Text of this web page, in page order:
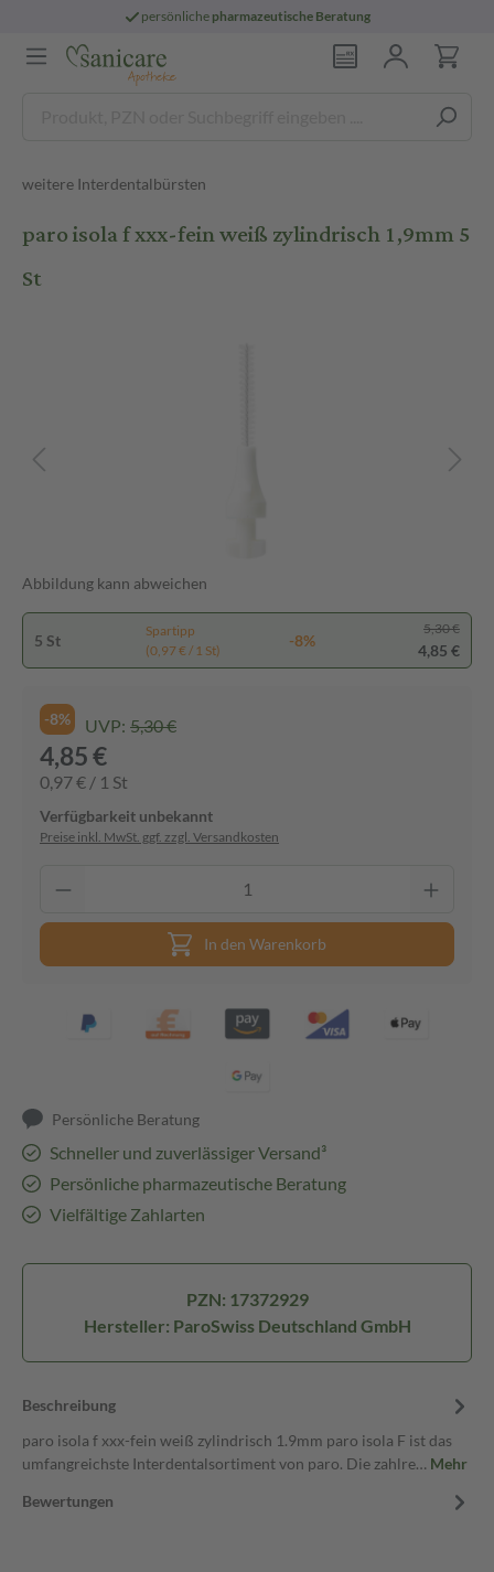
persönliche pharmazeutische Beratung
weitere Interdentalbürsten
paro isola f xxx-fein weiß zylindrisch 1,9mm 5
St
Abbildung kann abweichen
5 St
Spartipp
(0,97 € / 1 St)
-8%
5,30 €
4,85 €
-8% UVP: 5,30 €
4,85 €
0,97 € / 1 St
Verfügbarkeit unbekannt
Preise inkl. MwSt. ggf. zzgl. Versandkosten
In den Warenkorb
Persönliche Beratung
Schneller und zuverlässiger Versand³
Persönliche pharmazeutische Beratung
Vielfältige Zahlarten
PZN: 17372929
Hersteller: ParoSwiss Deutschland GmbH
Beschreibung
paro isola f xxx-fein weiß zylindrisch 1.9mm paro isola F ist das
umfangreichste Interdentalsortiment von paro. Die zahlre… Mehr
Bewertungen